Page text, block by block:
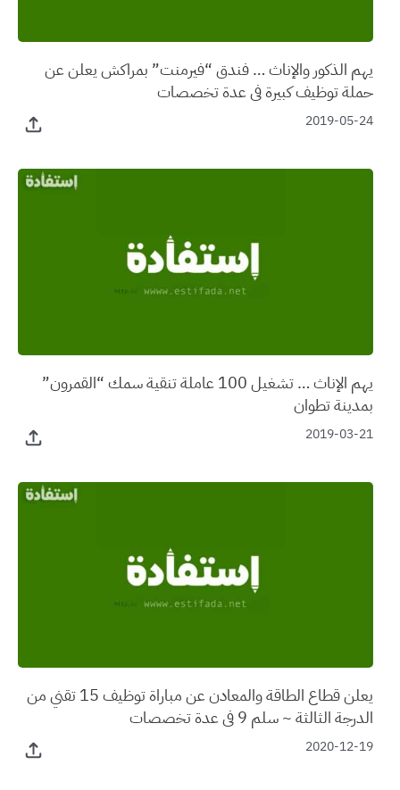
يهم الذكور والإناث … فندق “فيرمنت” بمراكش يعلن عن
حملة توظيف كبيرة في عدة تخصصات
2019-05-24
يهم الإناث … تشغيل 100 عاملة تنقية سمك “القمرون”
بمدينة تطوان
2019-03-21
يعلن قطاع الطاقة والمعادن عن مباراة توظيف 15 تقني من
الدرجة الثالثة ~ سلم 9 في عدة تخصصات
2020-12-19